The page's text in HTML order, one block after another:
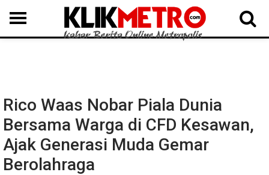
MEDAN LANGKAT DAIRI SAMOSIR TAPUT BATUBARA DELISERDANG
Rico Waas Nobar Piala Dunia
Bersama Warga di CFD Kesawan,
Ajak Generasi Muda Gemar
Berolahraga